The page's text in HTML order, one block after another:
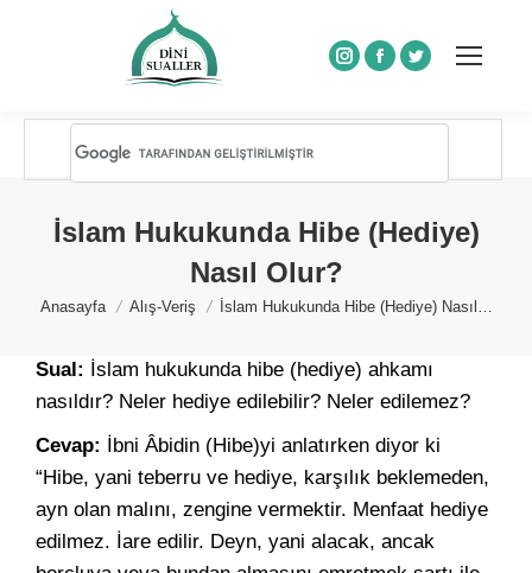
Instagram
Facebook
Twitter
İslam Hukukunda Hibe (Hediye)
Nasıl Olur?
You are here:
Anasayfa Alış-Veriş İslam Hukukunda Hibe (Hediye) Nasıl…
Sual: İslam hukukunda hibe (hediye) ahkamı
nasıldır? Neler hediye edilebilir? Neler edilemez?
Cevap: İbni Âbidin (Hibe)yi anlatırken diyor ki
“Hibe, yani teberru ve hediye, karşılık beklemeden,
ayn olan malını, zengine vermektir. Menfaat hediye
edilmez. İare edilir. Deyn, yani alacak, ancak